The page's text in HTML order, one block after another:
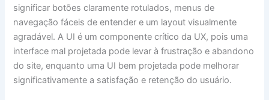
significar botões claramente rotulados, menus de
navegação fáceis de entender e um layout visualmente
agradável. A UI é um componente crítico da UX, pois uma
interface mal projetada pode levar à frustração e abandono
do site, enquanto uma UI bem projetada pode melhorar
significativamente a satisfação e retenção do usuário.